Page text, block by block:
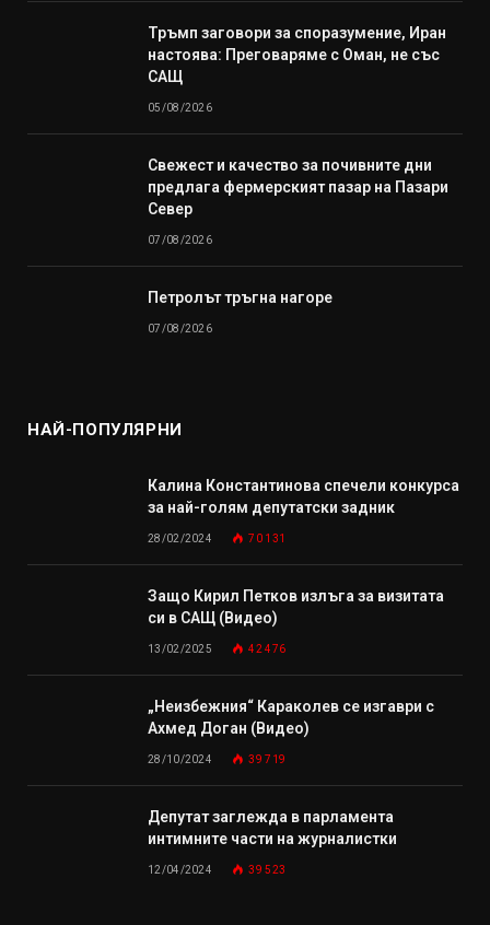
Тръмп заговори за споразумение, Иран
настоява: Преговаряме с Оман, не със
САЩ
05/08/2026
Свежест и качество за почивните дни
предлага фермерският пазар на Пазари
Север
07/08/2026
Петролът тръгна нагоре
07/08/2026
НАЙ-ПОПУЛЯРНИ
Калина Константинова спечели конкурса
за най-голям депутатски задник
28/02/2024 70 131
Защо Кирил Петков излъга за визитата
си в САЩ (Видео)
13/02/2025 42 476
„Неизбежния“ Караколев се изгаври с
Ахмед Доган (Видео)
28/10/2024 39 719
Депутат заглежда в парламента
интимните части на журналистки
12/04/2024 39 523